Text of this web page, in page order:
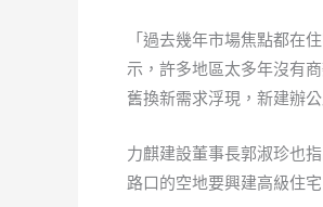
「過去幾年市場焦點都在
示，許多地區太多年沒有
舊換新需求浮現，新建辦
力麒建設董事長郭淑珍也
路口的空地要興建高級住